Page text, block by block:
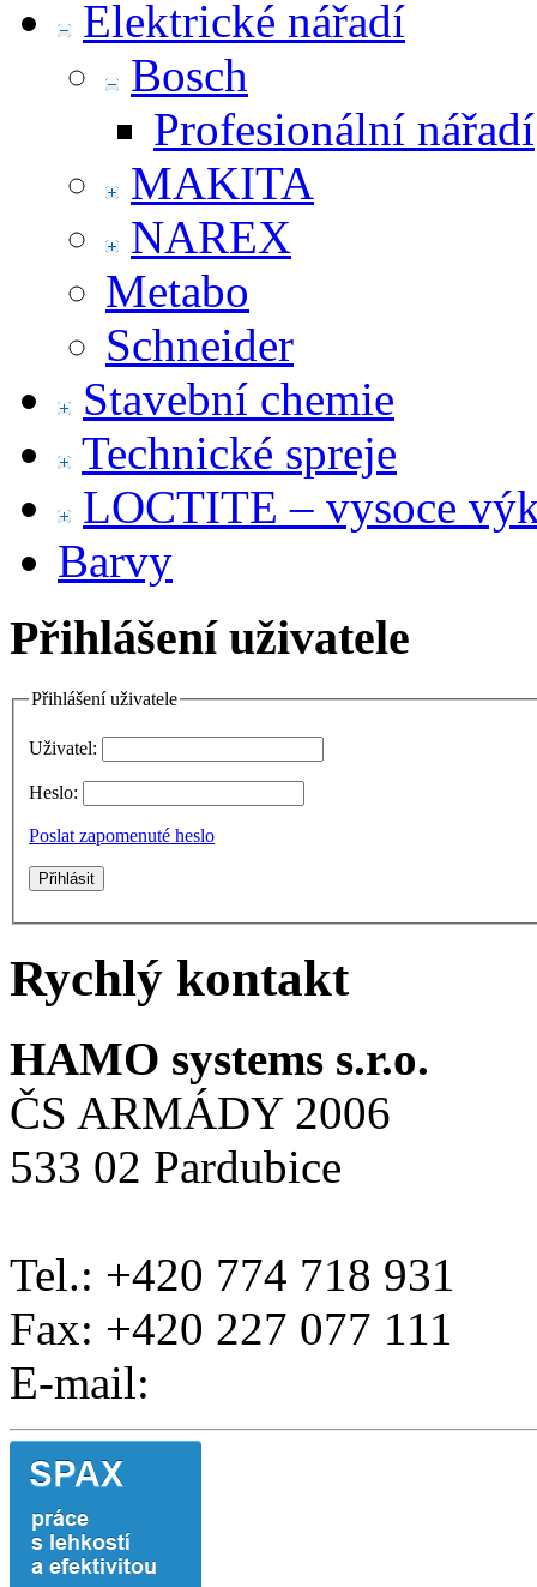
Elektrické nářadí
Bosch
Profesionální nářadí
MAKITA
NAREX
Metabo
Schneider
Stavební chemie
Technické spreje
LOCTITE – vysoce
Barvy
Přihlášení uživatele
Přihlášení uživatele
Uživatel:
Heslo:
Poslat zapomenuté heslo
Rychlý kontakt
HAMO systems s.r.o.
ČS ARMÁDY 2006
533 02 Pardubice
Tel.: +420 774 718 931
Fax: +420 227 077 111
E-mail: